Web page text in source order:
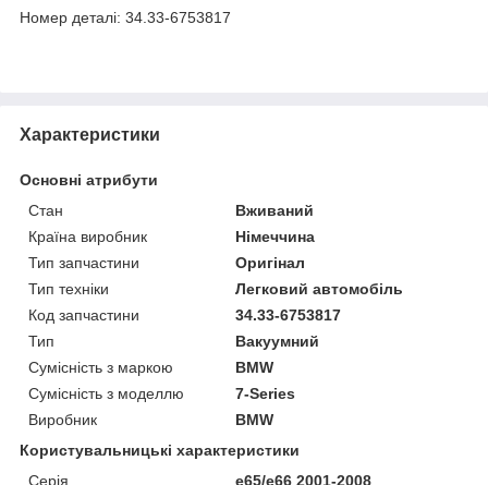
Номер деталі: 34.33-6753817
Характеристики
Основні атрибути
Стан
Вживаний
Країна виробник
Німеччина
Тип запчастини
Оригінал
Тип техніки
Легковий автомобіль
Код запчастини
34.33-6753817
Тип
Вакуумний
Сумісність з маркою
BMW
Сумісність з моделлю
7-Series
Виробник
BMW
Користувальницькі характеристики
Серія
e65/e66 2001-2008